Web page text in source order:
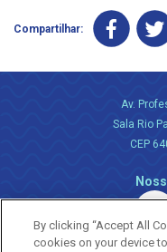
Compartilhar:
Av.
Sala Rio
CEP
By clicking “Accept All
cookies on your device